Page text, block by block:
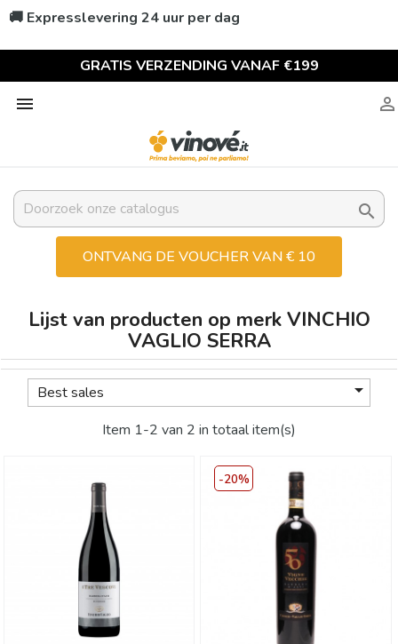
🚚 Expresslevering 24 uur per dag
GRATIS VERZENDING VANAF €199
 

ONTVANG DE VOUCHER VAN € 10
Lijst van producten op merk VINCHIO
VAGLIO SERRA
Best sales 
Item 1-2 van 2 in totaal item(s)
-20%